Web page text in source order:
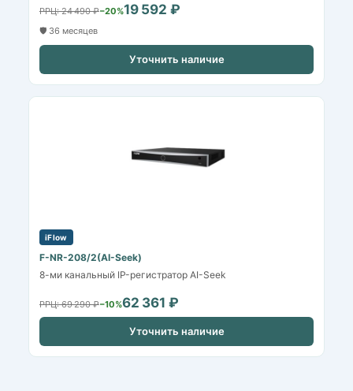
РРЦ: 24 490 ₽−20%19 592 ₽
🛡️ 36 месяцев
Уточнить наличие
iFlow
F-NR-208/2(AI-Seek)
8-ми канальный IP-регистратор AI-Seek
РРЦ: 69 290 ₽−10%62 361 ₽
Уточнить наличие